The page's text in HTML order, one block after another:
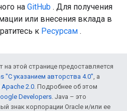
на GitHub . Для получения
или внесения вклада в
к Ресурсам .
на этой странице предоставляется
"С указанием авторства 4.0", а
2.0. Подробнее об этом
Developers. Java – это
знак корпорации Oracle и/или ее